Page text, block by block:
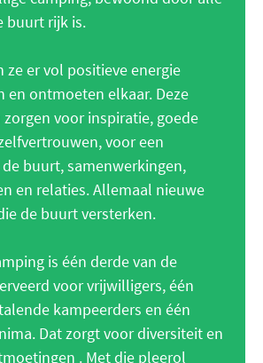
buurt rijk is.
ze er vol positieve energie
en ontmoeten elkaar. Deze
voor inspiratie, goede
voor een
buurt, samenwerkingen,
en relaties. Allemaal nieuwe
de buurt versterken.
is één derde van de
voor vrijwilligers, één
kampeerders en één
Dat zorgt voor diversiteit en
. Met die pleerol